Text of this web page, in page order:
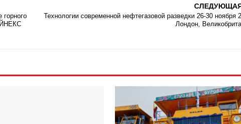
горного
Технологии современной нефтегазовой разведки 26-30 ноября
Лондон,